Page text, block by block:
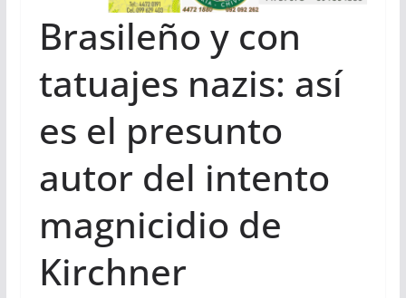
Brasileño y con
tatuajes nazis: así
es el presunto
autor del intento
magnicidio de
Kirchner